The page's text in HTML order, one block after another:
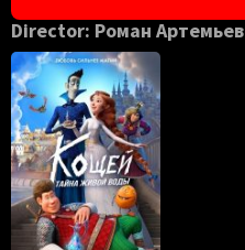
Director: Роман Артемьев